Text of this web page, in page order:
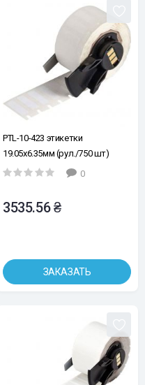
PTL-10-423 этикетки
19.05х6.35мм (рул./750 шт)
0
3535.56 ₴
ЗАКАЗАТЬ